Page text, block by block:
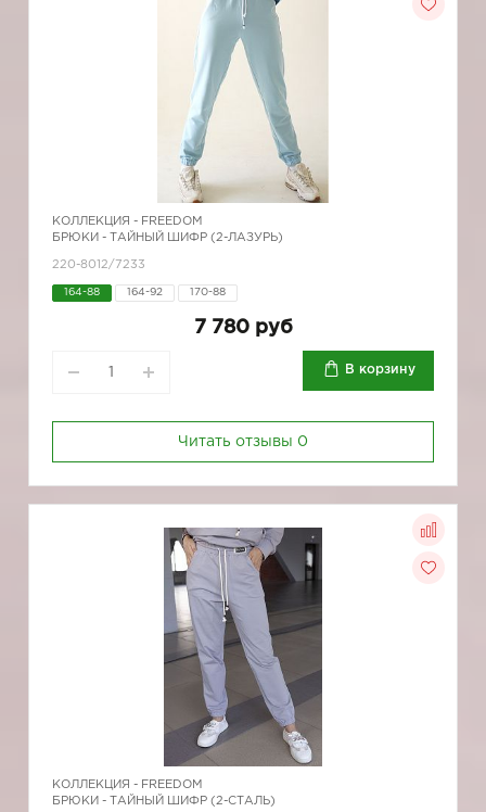
КОЛЛЕКЦИЯ - FREEDOM
БРЮКИ - ТАЙНЫЙ ШИФР (2-ЛАЗУРЬ)
220-8012/7233
164-88 164-92 170-88
7 780 руб
В корзину
Читать отзывы 0
КОЛЛЕКЦИЯ - FREEDOM
БРЮКИ - ТАЙНЫЙ ШИФР (2-СТАЛЬ)